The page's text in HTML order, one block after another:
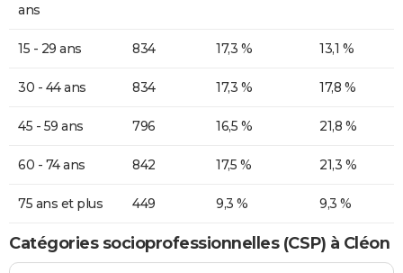
ans
15 - 29 ans 834 17,3 % 13,1 %
30 - 44 ans 834 17,3 % 17,8 %
45 - 59 ans 796 16,5 % 21,8 %
60 - 74 ans 842 17,5 % 21,3 %
75 ans et plus 449 9,3 % 9,3 %
Catégories socioprofessionnelles (CSP) à Cléon